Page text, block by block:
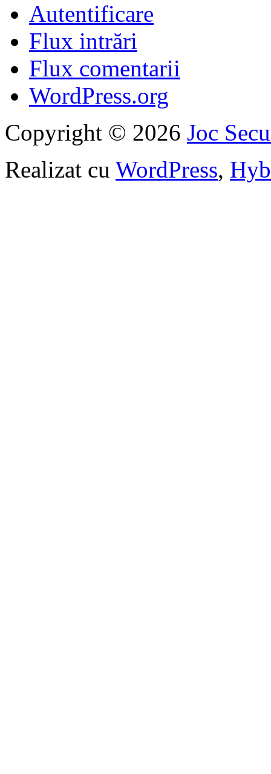
Autentificare
Flux intrări
Flux comentarii
WordPress.org
Copyright © 2026 Joc
Realizat cu WordPress,